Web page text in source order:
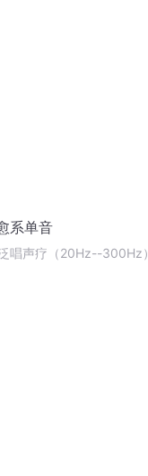
系单音
唱声疗（20Hz--300Hz）